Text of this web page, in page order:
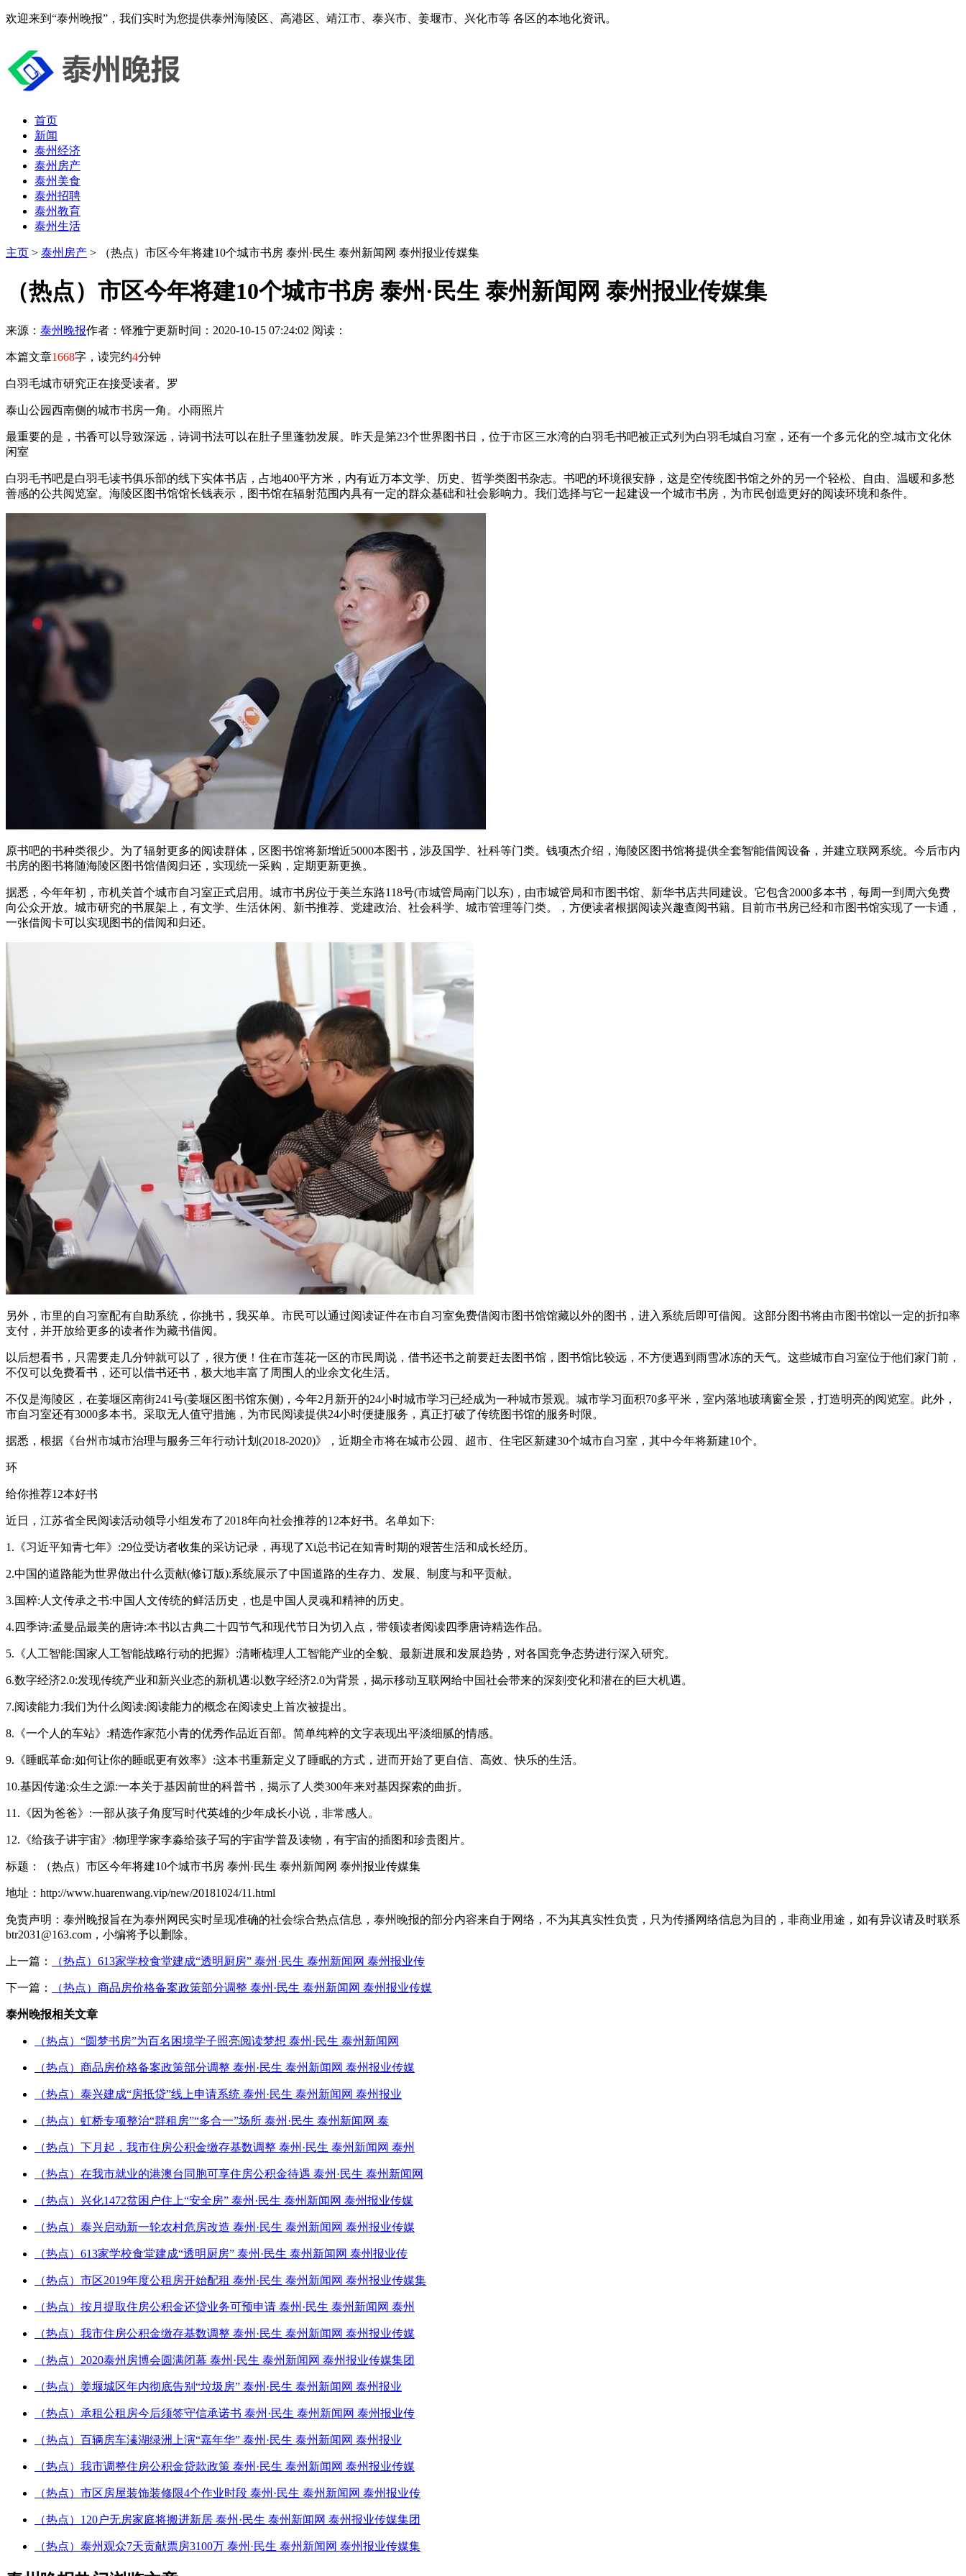
欢迎来到“泰州晚报”，我们实时为您提供泰州海陵区、高港区、靖江市、泰兴市、姜堰市、兴化市等 各区的本地化资讯。
首页
新闻
泰州经济
泰州房产
泰州美食
泰州招聘
泰州教育
泰州生活
主页 > 泰州房产 > （热点）市区今年将建10个城市书房 泰州·民生 泰州新闻网 泰州报业传媒集
（热点）市区今年将建10个城市书房 泰州·民生 泰州新闻网 泰州报业传媒集
来源： 泰州晚报作者：铎雅宁更新时间：2020-10-15 07:24:02 阅读：
本篇文章1668字，读完约4分钟
白羽毛城市研究正在接受读者。罗
泰山公园西南侧的城市书房一角。小雨照片
最重要的是，书香可以导致深远，诗词书法可以在肚子里蓬勃发展。昨天是第23个世界图书日，位于市区三水湾的白羽毛书吧被正式列为白羽毛城自习室，还有一个多元化的空.城市文化休
闲室
白羽毛书吧是白羽毛读书俱乐部的线下实体书店，占地400平方米，内有近万本文学、历史、哲学类图书杂志。书吧的环境很安静，这是空传统图书馆之外的另一个轻松、自由、温暖和多愁
善感的公共阅览室。海陵区图书馆馆长钱表示，图书馆在辐射范围内具有一定的群众基础和社会影响力。我们选择与它一起建设一个城市书房，为市民创造更好的阅读环境和条件。
原书吧的书种类很少。为了辐射更多的阅读群体，区图书馆将新增近5000本图书，涉及国学、社科等门类。钱项杰介绍，海陵区图书馆将提供全套智能借阅设备，并建立联网系统。今后市内
书房的图书将随海陵区图书馆借阅归还，实现统一采购，定期更新更换。
据悉，今年年初，市机关首个城市自习室正式启用。城市书房位于美兰东路118号(市城管局南门以东)，由市城管局和市图书馆、新华书店共同建设。它包含2000多本书，每周一到周六免费
向公众开放。城市研究的书展架上，有文学、生活休闲、新书推荐、党建政治、社会科学、城市管理等门类。，方便读者根据阅读兴趣查阅书籍。目前市书房已经和市图书馆实现了一卡通，
一张借阅卡可以实现图书的借阅和归还。
另外，市里的自习室配有自助系统，你挑书，我买单。市民可以通过阅读证件在市自习室免费借阅市图书馆馆藏以外的图书，进入系统后即可借阅。这部分图书将由市图书馆以一定的折扣率
支付，并开放给更多的读者作为藏书借阅。
以后想看书，只需要走几分钟就可以了，很方便！住在市莲花一区的市民周说，借书还书之前要赶去图书馆，图书馆比较远，不方便遇到雨雪冰冻的天气。这些城市自习室位于他们家门前，
不仅可以免费看书，还可以借书还书，极大地丰富了周围人的业余文化生活。
不仅是海陵区，在姜堰区南街241号(姜堰区图书馆东侧)，今年2月新开的24小时城市学习已经成为一种城市景观。城市学习面积70多平米，室内落地玻璃窗全景，打造明亮的阅览室。此外，
市自习室还有3000多本书。采取无人值守措施，为市民阅读提供24小时便捷服务，真正打破了传统图书馆的服务时限。
据悉，根据《台州市城市治理与服务三年行动计划(2018-2020)》，近期全市将在城市公园、超市、住宅区新建30个城市自习室，其中今年将新建10个。
环
给你推荐12本好书
近日，江苏省全民阅读活动领导小组发布了2018年向社会推荐的12本好书。名单如下:
1.《习近平知青七年》:29位受访者收集的采访记录，再现了Xi总书记在知青时期的艰苦生活和成长经历。
2.中国的道路能为世界做出什么贡献(修订版):系统展示了中国道路的生存力、发展、制度与和平贡献。
3.国粹:人文传承之书:中国人文传统的鲜活历史，也是中国人灵魂和精神的历史。
4.四季诗:孟曼品最美的唐诗:本书以古典二十四节气和现代节日为切入点，带领读者阅读四季唐诗精选作品。
5.《人工智能:国家人工智能战略行动的把握》:清晰梳理人工智能产业的全貌、最新进展和发展趋势，对各国竞争态势进行深入研究。
6.数字经济2.0:发现传统产业和新兴业态的新机遇:以数字经济2.0为背景，揭示移动互联网给中国社会带来的深刻变化和潜在的巨大机遇。
7.阅读能力:我们为什么阅读:阅读能力的概念在阅读史上首次被提出。
8.《一个人的车站》:精选作家范小青的优秀作品近百部。简单纯粹的文字表现出平淡细腻的情感。
9.《睡眠革命:如何让你的睡眠更有效率》:这本书重新定义了睡眠的方式，进而开始了更自信、高效、快乐的生活。
10.基因传递:众生之源:一本关于基因前世的科普书，揭示了人类300年来对基因探索的曲折。
11.《因为爸爸》:一部从孩子角度写时代英雄的少年成长小说，非常感人。
12.《给孩子讲宇宙》:物理学家李淼给孩子写的宇宙学普及读物，有宇宙的插图和珍贵图片。
标题：（热点）市区今年将建10个城市书房 泰州·民生 泰州新闻网 泰州报业传媒集
地址：http://www.huarenwang.vip/new/20181024/11.html
免责声明：泰州晚报旨在为泰州网民实时呈现准确的社会综合热点信息，泰州晚报的部分内容来自于网络，不为其真实性负责，只为传播网络信息为目的，非商业用途，如有异议请及时联系
btr2031@163.com，小编将予以删除。
上一篇： （热点）613家学校食堂建成“透明厨房” 泰州·民生 泰州新闻网 泰州报业传
下一篇： （热点）商品房价格备案政策部分调整 泰州·民生 泰州新闻网 泰州报业传媒
泰州晚报相关文章
（热点）“圆梦书房”为百名困境学子照亮阅读梦想 泰州·民生 泰州新闻网
（热点）商品房价格备案政策部分调整 泰州·民生 泰州新闻网 泰州报业传媒
（热点）泰兴建成“房抵贷”线上申请系统 泰州·民生 泰州新闻网 泰州报业
（热点）虹桥专项整治“群租房”“多合一”场所 泰州·民生 泰州新闻网 泰
（热点）下月起，我市住房公积金缴存基数调整 泰州·民生 泰州新闻网 泰州
（热点）在我市就业的港澳台同胞可享住房公积金待遇 泰州·民生 泰州新闻网
（热点）兴化1472贫困户住上“安全房” 泰州·民生 泰州新闻网 泰州报业传媒
（热点）泰兴启动新一轮农村危房改造 泰州·民生 泰州新闻网 泰州报业传媒
（热点）613家学校食堂建成“透明厨房” 泰州·民生 泰州新闻网 泰州报业传
（热点）市区2019年度公租房开始配租 泰州·民生 泰州新闻网 泰州报业传媒集
（热点）按月提取住房公积金还贷业务可预申请 泰州·民生 泰州新闻网 泰州
（热点）我市住房公积金缴存基数调整 泰州·民生 泰州新闻网 泰州报业传媒
（热点）2020泰州房博会圆满闭幕 泰州·民生 泰州新闻网 泰州报业传媒集团
（热点）姜堰城区年内彻底告别“垃圾房” 泰州·民生 泰州新闻网 泰州报业
（热点）承租公租房今后须签守信承诺书 泰州·民生 泰州新闻网 泰州报业传
（热点）百辆房车溱湖绿洲上演“嘉年华” 泰州·民生 泰州新闻网 泰州报业
（热点）我市调整住房公积金贷款政策 泰州·民生 泰州新闻网 泰州报业传媒
（热点）市区房屋装饰装修限4个作业时段 泰州·民生 泰州新闻网 泰州报业传
（热点）120户无房家庭将搬进新居 泰州·民生 泰州新闻网 泰州报业传媒集团
（热点）泰州观众7天贡献票房3100万 泰州·民生 泰州新闻网 泰州报业传媒集